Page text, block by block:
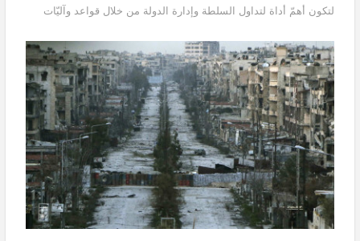
لتكون أهمّ أداة لتداول السلطة وإدارة الدولة من خلال قواعد وآليّات
سلطته من الإرادة الحرّة للإنسان.